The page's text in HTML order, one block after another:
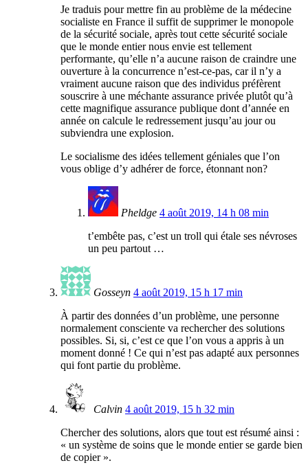
Je traduis pour mettre fin au problème de la médecine
socialiste en France il suffit de supprimer le monopole
de la sécurité sociale, après tout cette sécurité sociale
que le monde entier nous envie est tellement
performante, qu’elle n’a aucune raison de craindre une
ouverture à la concurrence n’est-ce-pas, car il n’y a
vraiment aucune raison que des individus préfèrent
souscrire à une méchante assurance privée plutôt qu’à
cette magnifique assurance publique dont d’année en
année on calcule le redressement jusqu’au jour ou
subviendra une explosion.
Le socialisme des idées tellement géniales que l’on
vous oblige d’y adhérer de force, étonnant non?
Pheldge 4 août 2019, 14 h 08 min
t’embête pas, c’est un troll qui étale ses névroses
un peu partout …
Gosseyn 4 août 2019, 15 h 17 min
À partir des données d’un problème, une personne
normalement consciente va rechercher des solutions
possibles. Si, si, c’est ce que l’on vous a appris à un
moment donné ! Ce qui n’est pas adapté aux personnes
qui font partie du problème.
Calvin 4 août 2019, 15 h 32 min
Chercher des solutions, alors que tout est résumé ainsi :
« un système de soins que le monde entier se garde bien
de copier ».